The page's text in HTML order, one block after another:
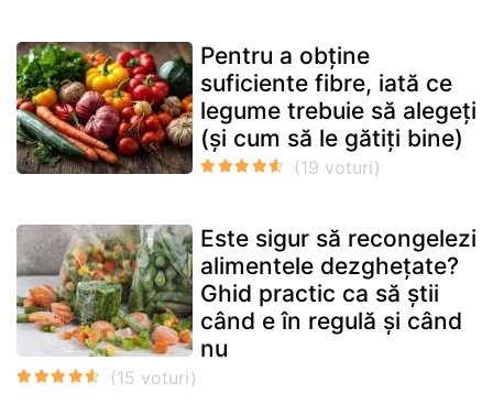
Pentru a obține
suficiente fibre, iată ce
legume trebuie să alegeți
(și cum să le gătiți bine)
Este sigur să recongelezi
alimentele dezghețate?
Ghid practic ca să știi
când e în regulă și când
nu